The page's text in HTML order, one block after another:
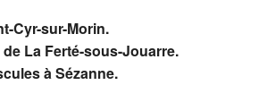
Cyr-sur-Morin.
La Ferté-sous-Jouarre.
à Sézanne.